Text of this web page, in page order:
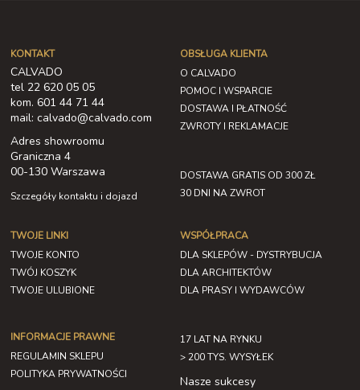
KONTAKT
CALVADO
tel 22 620 05 05
kom. 601 44 71 44
mail: calvado@calvado.com
Adres showroomu
Graniczna 4
00-130 Warszawa
Szczegóły kontaktu i dojazd
OBSŁUGA KLIENTA
O CALVADO
POMOC I WSPARCIE
DOSTAWA I PŁATNOŚĆ
ZWROTY I REKLAMACJE
DOSTAWA GRATIS OD 300 ZŁ
30 DNI NA ZWROT
TWOJE LINKI
TWOJE KONTO
TWÓJ KOSZYK
TWOJE ULUBIONE
INFORMACJE PRAWNE
REGULAMIN SKLEPU
POLITYKA PRYWATNOŚCI
WSPÓŁPRACA
DLA SKLEPÓW - DYSTRYBUCJA
DLA ARCHITEKTÓW
DLA PRASY I WYDAWCÓW
17 LAT NA RYNKU
> 200 TYS. WYSYŁEK
Nasze sukcesy